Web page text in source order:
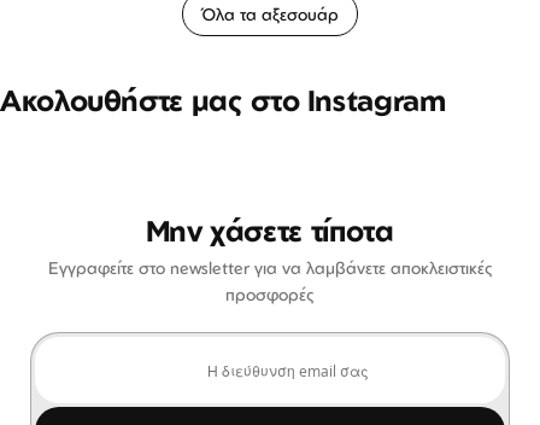
Όλα τα αξεσουάρ
Ακολουθήστε μας στο Instagram
Μην χάσετε τίποτα
Εγγραφείτε στο newsletter για να λαμβάνετε αποκλειστικές
προσφορές